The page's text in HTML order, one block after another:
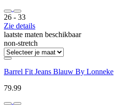
26 ‐ 33
Zie details
laatste maten beschikbaar
non-stretch
Barrel Fit Jeans Blauw By Lonneke
79.99